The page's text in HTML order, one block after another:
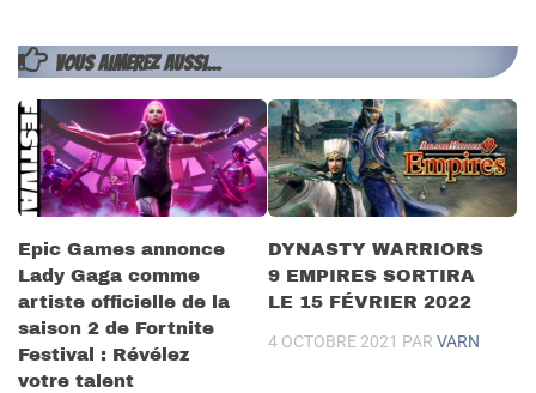
VOUS AIMEREZ AUSSI...
Epic Games annonce
Lady Gaga comme
artiste officielle de la
saison 2 de Fortnite
Festival : Révélez
votre talent
DYNASTY WARRIORS
9 EMPIRES SORTIRA
LE 15 FÉVRIER 2022
4 OCTOBRE 2021 PAR VARN